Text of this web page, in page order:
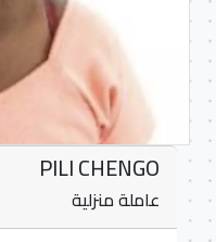
PILI CHENGO
عاملة منزلية